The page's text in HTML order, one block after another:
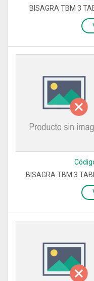
BISAGRA TBM 3
BISAGRA TBM 3